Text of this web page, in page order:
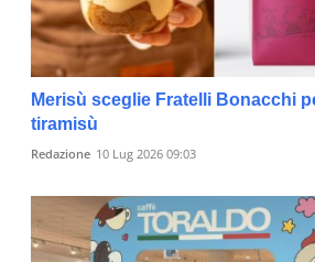
Merisù sceglie Fratelli Bonacchi
tiramisù
Redazione 10 Lug 2026 09:03